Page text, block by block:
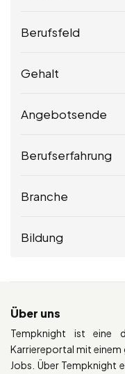
Berufsfeld
Gehalt
Angebotsende
Berufserfahrung
Branche
Bildung
Über uns
Tempknight ist eine
Karriereportal mit
Jobs. Über Tempknight